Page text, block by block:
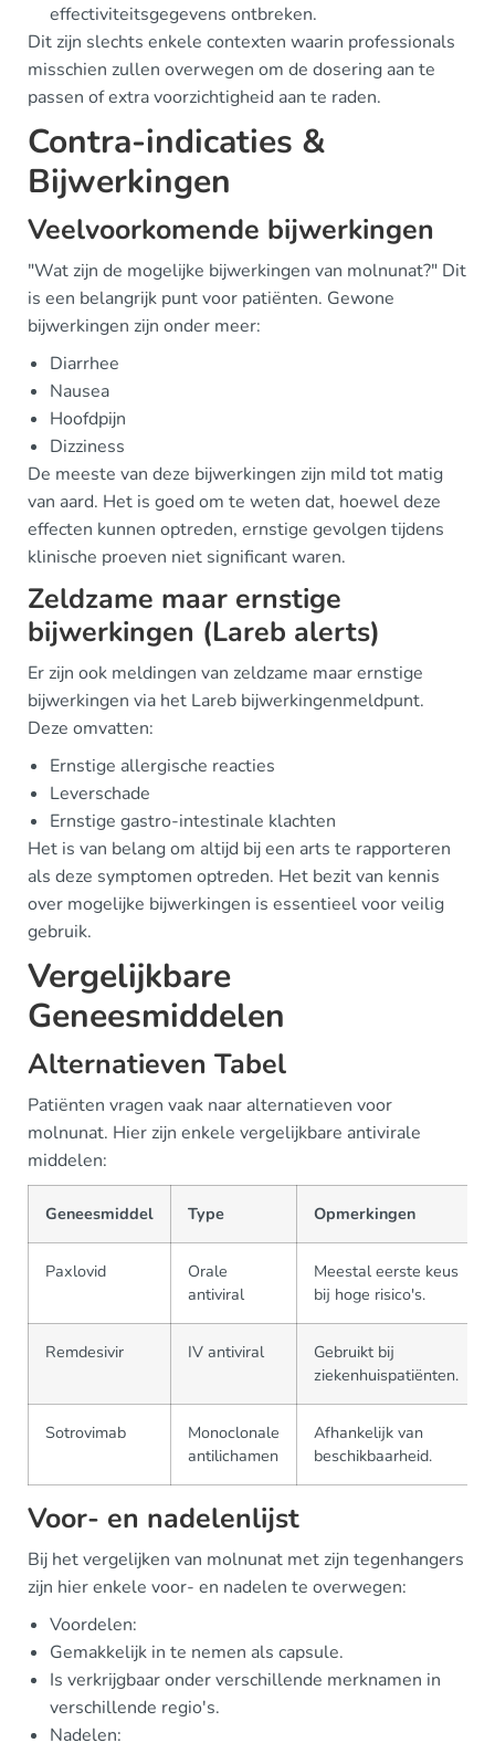
effectiviteitsgegevens ontbreken.
Dit zijn slechts enkele contexten waarin professionals
misschien zullen overwegen om de dosering aan te
passen of extra voorzichtigheid aan te raden.
Contra-indicaties &
Bijwerkingen
Veelvoorkomende bijwerkingen
"Wat zijn de mogelijke bijwerkingen van molnunat?" Dit
is een belangrijk punt voor patiënten. Gewone
bijwerkingen zijn onder meer:
Diarrhee
Nausea
Hoofdpijn
Dizziness
De meeste van deze bijwerkingen zijn mild tot matig
van aard. Het is goed om te weten dat, hoewel deze
effecten kunnen optreden, ernstige gevolgen tijdens
klinische proeven niet significant waren.
Zeldzame maar ernstige
bijwerkingen (Lareb alerts)
Er zijn ook meldingen van zeldzame maar ernstige
bijwerkingen via het Lareb bijwerkingenmeldpunt.
Deze omvatten:
Ernstige allergische reacties
Leverschade
Ernstige gastro-intestinale klachten
Het is van belang om altijd bij een arts te rapporteren
als deze symptomen optreden. Het bezit van kennis
over mogelijke bijwerkingen is essentieel voor veilig
gebruik.
Vergelijkbare
Geneesmiddelen
Alternatieven Tabel
Patiënten vragen vaak naar alternatieven voor
molnunat. Hier zijn enkele vergelijkbare antivirale
middelen:
Geneesmiddel Type Opmerkingen
Paxlovid
Orale
antiviral
Meestal eerste keus
bij hoge risico's.
Remdesivir IV antiviral
Gebruikt bij
ziekenhuispatiënten.
Sotrovimab
Monoclonale
antilichamen
Afhankelijk van
beschikbaarheid.
Voor- en nadelenlijst
Bij het vergelijken van molnunat met zijn tegenhangers
zijn hier enkele voor- en nadelen te overwegen:
Voordelen:
Gemakkelijk in te nemen als capsule.
Is verkrijgbaar onder verschillende merknamen in
verschillende regio's.
Nadelen: